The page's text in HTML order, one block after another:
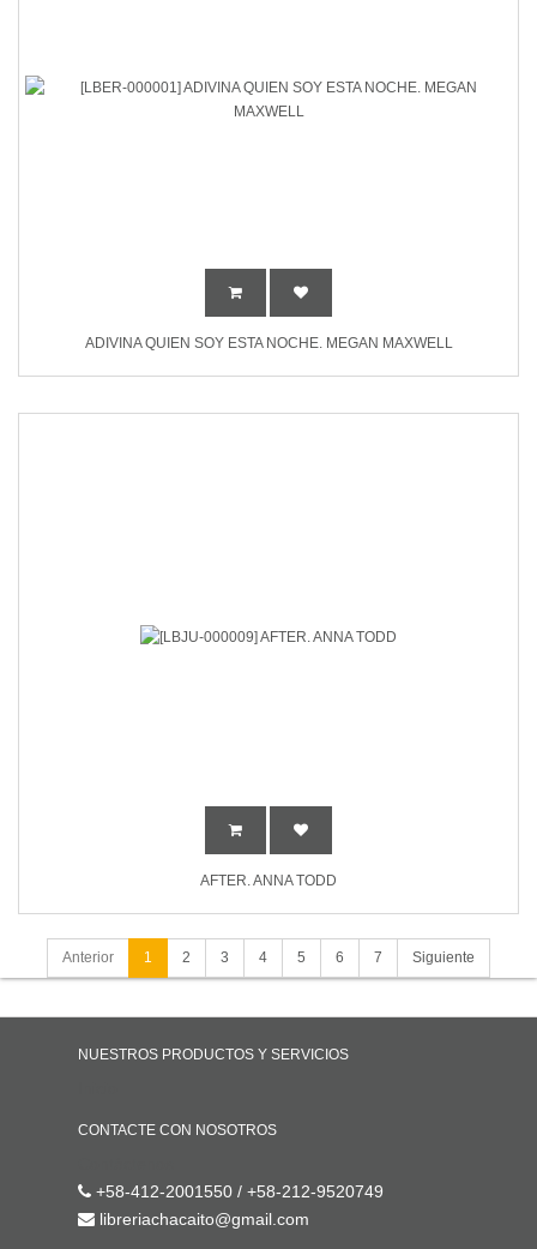
ADIVINA QUIEN SOY ESTA NOCHE. MEGAN MAXWELL
AFTER. ANNA TODD
Anterior 1 2 3 4 5 6 7 Siguiente
NUESTROS PRODUCTOS Y SERVICIOS
CONTACTE CON NOSOTROS
+58-412-2001550 / +58-212-9520749
libreriachacaito@gmail.com